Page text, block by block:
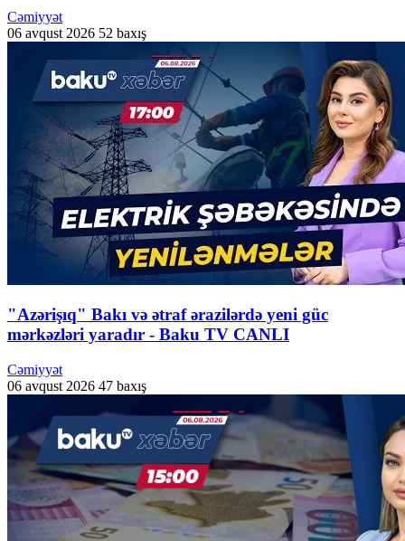
Cəmiyyət
06 avqust 2026 52 baxış
"Azərişıq" Bakı və ətraf ərazilərdə yeni güc
mərkəzləri yaradır - Baku TV CANLI
Cəmiyyət
06 avqust 2026 47 baxış